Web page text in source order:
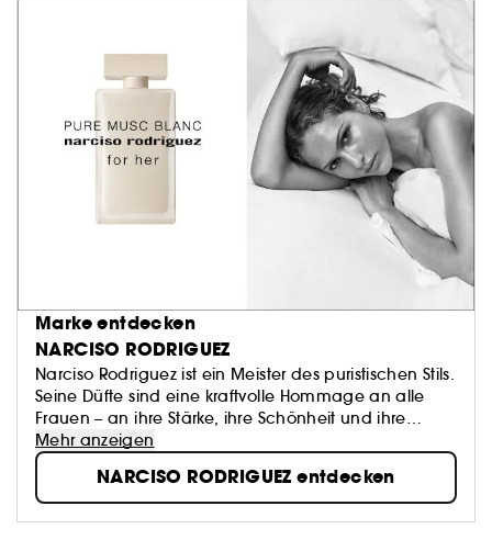
Marke entdecken
NARCISO RODRIGUEZ
Narciso Rodriguez ist ein Meister des puristischen Stils.
Seine Düfte sind eine kraftvolle Hommage an alle
Frauen – an ihre Stärke, ihre Schönheit und ihre
Anmut. Inspiriert von einem seltenen ägyptischen
Moschusöl, begründete sein Debütduft, for her, das
ikonische Herz aus Moschus. Dies wurde zur
unnachahmlichen Signatur aller narciso rodriguez
Düfte und ist das verbindende Element zwischen all
Mehr anzeigen
NARCISO RODRIGUEZ entdecken